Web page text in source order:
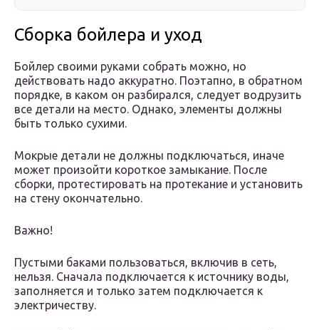
Сборка бойлера и уход
Бойлер своими руками собрать можно, но
действовать надо аккуратно. Поэтапно, в обратном
порядке, в каком он разбирался, следует водрузить
все детали на место. Однако, элементы должны
быть только сухими.
Мокрые детали не должны подключаться, иначе
может произойти короткое замыкание. После
сборки, протестировать на протекание и установить
на стену окончательно.
Важно!
Пустыми баками пользоваться, включив в сеть,
нельзя. Сначала подключается к источнику воды,
заполняется и только затем подключается к
электричеству.